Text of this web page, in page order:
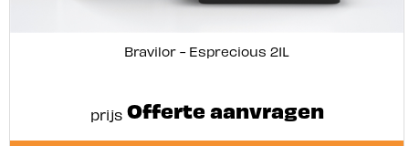
Bravilor - Esprecious 21L
prijsOfferte aanvragen